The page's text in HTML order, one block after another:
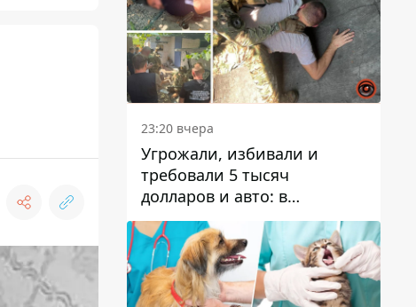
23:20 вчера
Угрожали, избивали и
требовали 5 тысяч
долларов и авто: в
Павлограде задержали двух
мужчин